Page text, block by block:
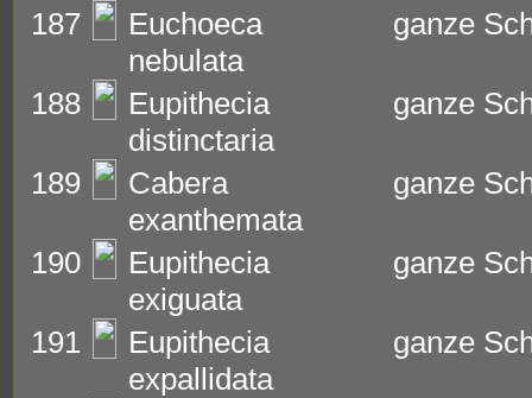
187
Euchoeca
nebulata
ganze
188
Eupithecia
distinctaria
ganze
189
Cabera
exanthemata
ganze
190
Eupithecia
exiguata
ganze
191
Eupithecia
expallidata
ganze